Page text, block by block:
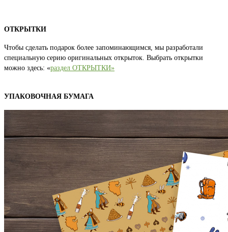
ОТКРЫТКИ
Чтобы сделать подарок более запоминающимся, мы разработали
специальную серию оригинальных открыток. Выбрать открытки
можно здесь: «раздел ОТКРЫТКИ»
УПАКОВОЧНАЯ БУМАГА